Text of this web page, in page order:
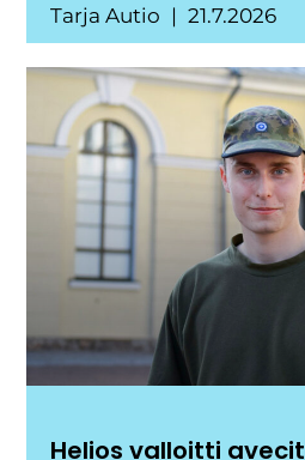
Tarja Autio 21.7.2026
Helios valloitti avecit